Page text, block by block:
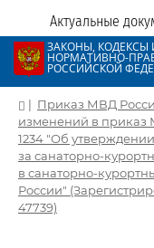
Актуальные
ЗАКОНЫ, КОДЕКСЫ
НОРМАТИВНО-
РОССИЙСКОЙ
| Приказ МВД
изменений в приказ
1234 "Об
за санаторно-
в санаторно-
России"
47739)